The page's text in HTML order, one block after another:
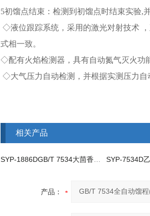
5初馏点结束：检测到初馏点时结束实验,
◇液位跟踪系统，采用的激光对射技术
式相一致。
◇配有火焰检测器，具有自动氮气灭火功
◇大气压力自动检测，并根据实测压力自
相关产品
产品：